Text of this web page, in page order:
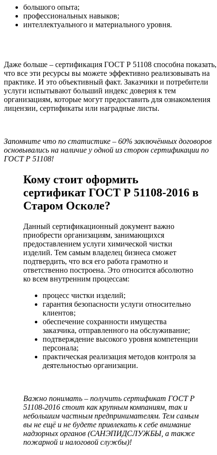
большого опыта;
профессиональных навыков;
интеллектуального и материального уровня.
Даже больше – сертификация ГОСТ Р 51108 способна показать,
что все эти ресурсы вы можете эффективно реализовывать на
практике. И это объективный факт. Заказчики и потребители
услуги испытывают больший индекс доверия к тем
организациям, которые могут предоставить для ознакомления
лицензии, сертификаты или наградные листы.
Запомните что по статистике – 60% заключённых договоров
основывались на наличие у одной из сторон сертификации по
ГОСТ Р 51108!
Кому стоит оформить
сертификат ГОСТ Р 51108-2016 в
Старом Осколе?
Данный сертификационный документ важно
приобрести организациям, занимающихся
предоставлением услуги химической чистки
изделий. Тем самым владелец бизнеса сможет
подтвердить, что вся его работа грамотно и
ответственно построена. Это относится абсолютно
ко всем внутренним процессам:
процесс чистки изделий;
гарантия безопасности услуги относительно
клиентов;
обеспечение сохранности имущества
заказчика, отправленного на обслуживание;
подтверждение высокого уровня компетенции
персонала;
практическая реализация методов контроля за
деятельностью организации.
Важно понимать – получить сертификат ГОСТ Р
51108-2016 стоит как крупным компаниям, так и
небольшим частным предпринимателям. Тем самым
вы не ещё и не будете привлекать к себе внимание
надзорных органов (САНЭПИДСЛУЖБЫ, а также
пожарной и налоговой службы)!